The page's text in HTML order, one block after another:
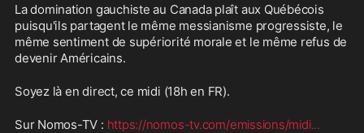
La domination gauchiste au Canada plaît aux Québécois
puisqu'ils partagent le même messianisme progressiste, le
même sentiment de supériorité morale et le même refus de
devenir Américains.
Soyez là en direct, ce midi (18h en FR).
Sur Nomos-TV : https://nomos-tv.com/emissions/midi...